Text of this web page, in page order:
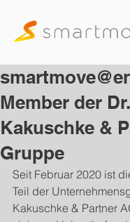
Member der Dr.
Kakuschke &
Gruppe
Seit Februar 2020 ist
Teil der
Kakuschke & Partner